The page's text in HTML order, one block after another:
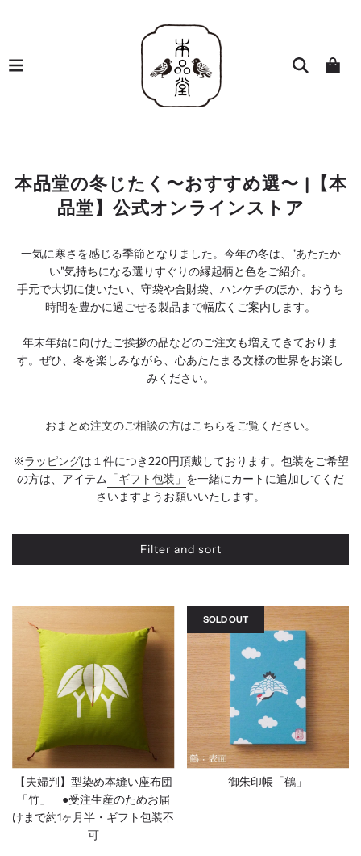
本品堂の冬じたく〜おすすめ選〜 |【本
品堂】公式オンラインストア
一気に寒さを感じる季節となりました。今年の冬は、"あたたか
い"気持ちになる選りすぐりの縁起柄と色をご紹介。
手元で大切に使いたい、守袋や合財袋、ハンケチのほか、おうち
時間を豊かに過ごせる製品まで幅広くご案内します。
年末年始に向けたご挨拶の品などのご注文も増えてきておりま
す。ぜひ、冬を楽しみながら、心あたたまる文様の世界をお楽し
みください。
おまとめ注文のご相談の方はこちらをご覧ください。
※ラッピングは１件につき220円頂戴しております。包装をご希望
の方は、アイテム 「ギフト包装」 を一緒にカートに追加してくだ
さいますようお願いいたします。
Filter and sort
【夫婦判】型染め本縫い座布団
「竹」 ●受注生産のためお届
けまで約1ヶ月半・ギフト包装不
可
SOLD OUT
御朱印帳「鶴」